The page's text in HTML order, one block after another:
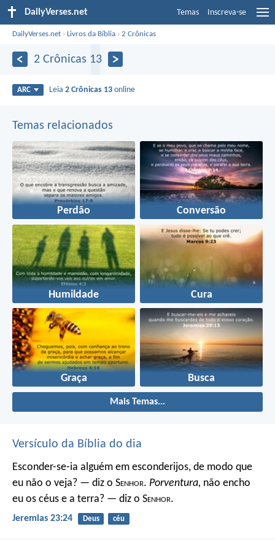
DailyVerses.net Temas Inscreva-se
DailyVerses.net ›Livros da Bíblia ›2 Crônicas
2 Crônicas 13
ARC Leia2 Crônicas 13 online
Temas relacionados
Perdão Conversão
Humildade Cura
Graça Busca
Mais Temas...
Versículo da Bíblia do dia
Esconder-se-ia alguém em esconderijos, de modo que
eu não o veja? — diz o Senhor. Porventura, não encho
eu os céus e a terra? — diz o Senhor.
Jeremias 23:24 Deus céu